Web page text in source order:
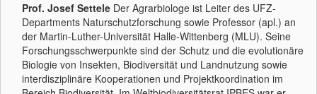
Prof. Josef Settele Der Agrarbiologe ist Leiter des UFZ-
Departments Naturschutzforschung sowie Professor (apl.) an
der Martin-Luther-Universität Halle-Wittenberg (MLU). Seine
Forschungsschwerpunkte sind der Schutz und die evolutionäre
Biologie von Insekten, Biodiversität und Landnutzung sowie
interdisziplinäre Kooperationen und Projektkoordination im